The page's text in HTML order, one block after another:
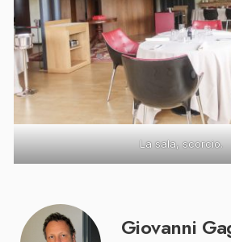
La sala, scorcio.
Giovanni